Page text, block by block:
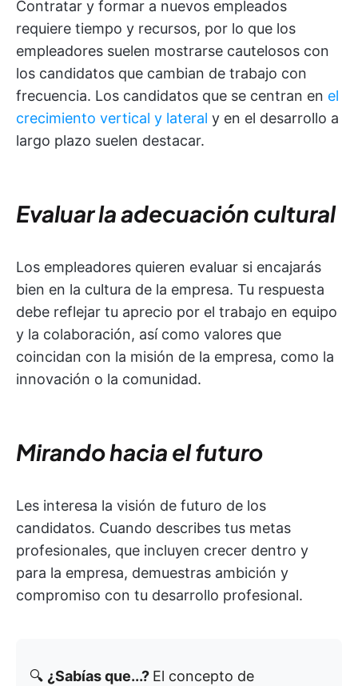
Contratar y formar a nuevos empleados
requiere tiempo y recursos, por lo que los
empleadores suelen mostrarse cautelosos con
los candidatos que cambian de trabajo con
frecuencia. Los candidatos que se centran en el
crecimiento vertical y lateral y en el desarrollo a
largo plazo suelen destacar.
Evaluar la adecuación cultural
Los empleadores quieren evaluar si encajarás
bien en la cultura de la empresa. Tu respuesta
debe reflejar tu aprecio por el trabajo en equipo
y la colaboración, así como valores que
coincidan con la misión de la empresa, como la
innovación o la comunidad.
Mirando hacia el futuro
Les interesa la visión de futuro de los
candidatos. Cuando describes tus metas
profesionales, que incluyen crecer dentro y
para la empresa, demuestras ambición y
compromiso con tu desarrollo profesional.
🔍 ¿Sabías que...? El concepto de